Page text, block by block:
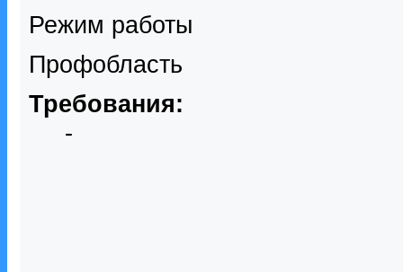
Режим работы
Профобласть
Требования:
-